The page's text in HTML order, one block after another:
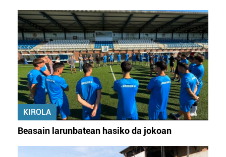
KIROLA
Beasain larunbatean hasiko da jokoan